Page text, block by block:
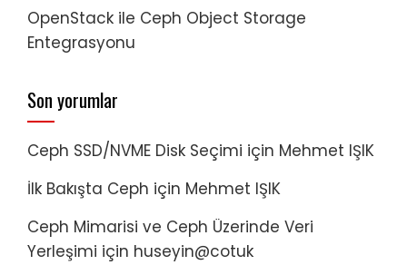
OpenStack ile Ceph Object Storage
Entegrasyonu
Son yorumlar
Ceph SSD/NVME Disk Seçimi için Mehmet IŞIK
İlk Bakışta Ceph için Mehmet IŞIK
Ceph Mimarisi ve Ceph Üzerinde Veri
Yerleşimi için huseyin@cotuk